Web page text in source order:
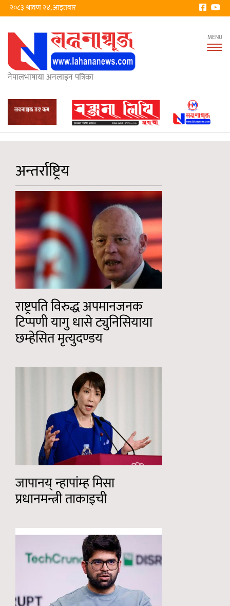
२०८३ श्रावण २४, आइतबार
नेपालभाषाया अनलाइन पत्रिका
अन्तर्राष्ट्रिय
राष्ट्रपति विरुद्ध अपमानजनक
टिप्पणी यागु धासे ट्युनिसियाया
छम्हेसित मृत्युदण्डय
जापानय् न्हापांम्ह मिसा
प्रधानमन्त्री ताकाइची